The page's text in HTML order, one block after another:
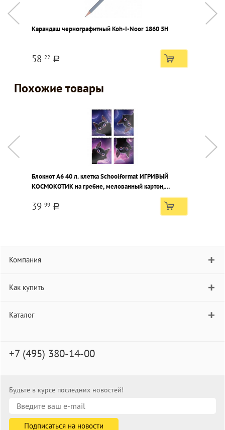
Карандаш чернографитный Koh-I-Noor 1860 5Н
58 22 a
Похожие товары
Блокнот А6 40 л. клетка Schoolformat ИГРИВЫЙ
КОСМОКОТИК на гребне, мелованный картон,
39 99 a
Компания
Как купить
Каталог
+7 (495) 380-14-00
Будьте в курсе последних новостей!